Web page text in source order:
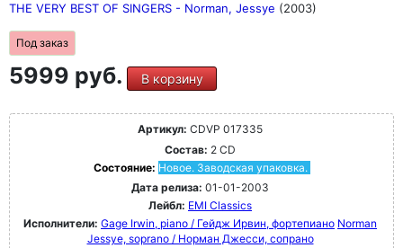
THE VERY BEST OF SINGERS - Norman, Jessye (2003)
Под заказ
5999 руб. В корзину
Артикул: CDVP 017335
Состав: 2 CD
Состояние: Новое. Заводская упаковка.
Дата релиза: 01-01-2003
Лейбл: EMI Classics
Исполнители: Gage Irwin, piano / Гейдж Ирвин, фортепиано Norman
Jessye, soprano / Норман Джесси, сопрано